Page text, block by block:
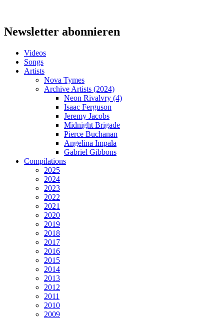
Newsletter abonnieren
Videos
Songs
Artists
Nova Tymes
Archive Artists (2024)
Neon Rivalvry (4)
Isaac Ferguson
Jeremy Jacobs
Midnight Brigade
Pierce Buchanan
Angelina Impala
Gabriel Gibbons
Compilations
2025
2024
2023
2022
2021
2020
2019
2018
2017
2016
2015
2014
2013
2012
2011
2010
2009